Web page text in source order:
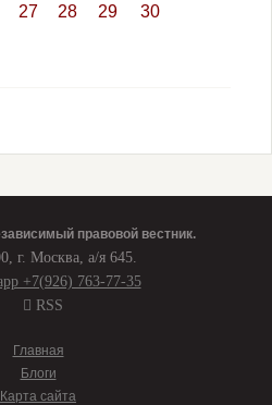
27 28 29 30
правовой вестник.
г. Москва, а/я 645.
+7(926) 763-77-35
RSS
Главная
Блоги
Карта сайта